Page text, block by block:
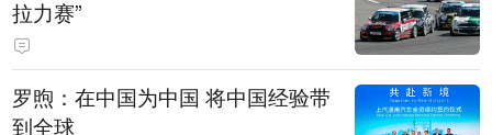
拉力赛”
罗煦：在中国为中国 将中国经验带
到全球